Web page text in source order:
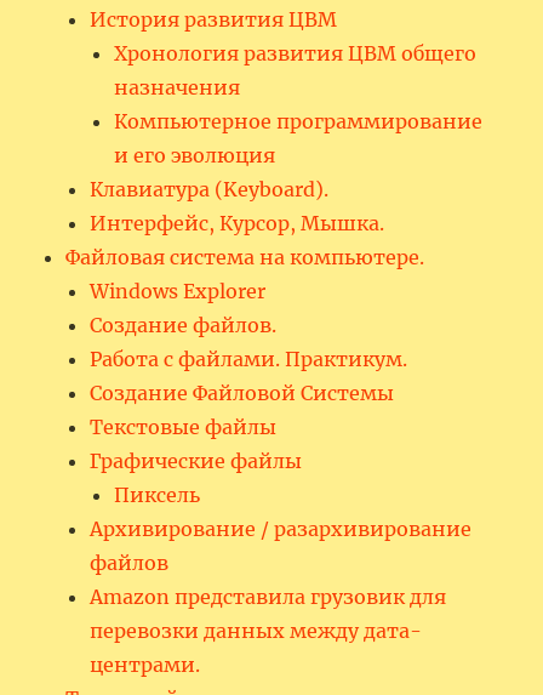
История развития ЦВМ
Хронология развития ЦВМ общего
назначения
Компьютерное программирование
и его эволюция
Клавиатура (Keyboard).
Интерфейс, Курсор, Мышка.
Файловая система на компьютере.
Windows Explorer
Создание файлов.
Работа с файлами. Практикум.
Создание Файловой Системы
Текстовые файлы
Графические файлы
Пиксель
Архивирование / разархивирование
файлов
Amazon представила грузовик для
перевозки данных между дата-
центрами.